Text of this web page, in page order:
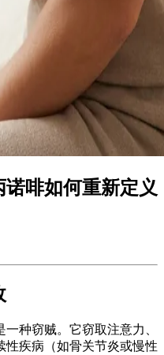
啡如何重新定义
种窃贼。它窃取注意力、
性疾病（如骨关节炎或慢性